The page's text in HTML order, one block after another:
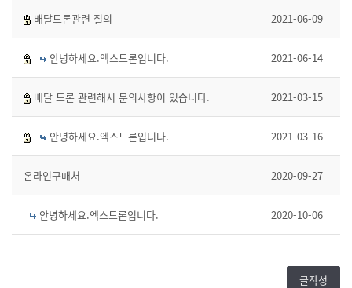
배달드론관련 질의 2021-06-09
안녕하세요.엑스드론입니다. 2021-06-14
배달 드론 관련해서 문의사항이 있습니다. 2021-03-15
안녕하세요.엑스드론입니다. 2021-03-16
온라인구매처 2020-09-27
안녕하세요.엑스드론입니다. 2020-10-06
글작성